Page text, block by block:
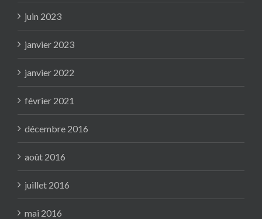
juin 2023
janvier 2023
janvier 2022
février 2021
décembre 2016
août 2016
juillet 2016
mai 2016